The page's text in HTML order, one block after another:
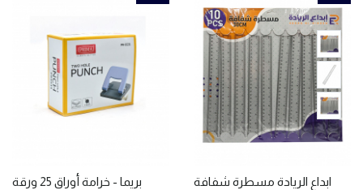
بريما - خرامة أوراق 25 ورقة
ابداع الريادة مسطرة شفافة